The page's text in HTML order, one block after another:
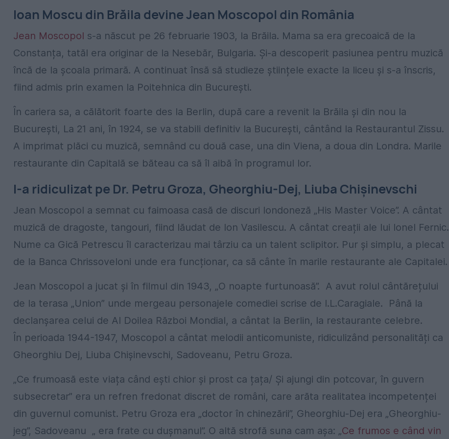
Ioan Moscu din Brăila devine Jean Moscopol din România
Jean Moscopol s-a născut pe 26 februarie 1903, la Brăila. Mama sa era grecoaică de la
Constanța, tatăl era originar de la Nesebăr, Bulgaria. Și-a descoperit pasiunea pentru muzică
încă de la școala primară. A continuat însă să studieze științele exacte la liceu și s-a înscris,
fiind admis prin examen la Poitehnica din București.
În cariera sa, a călătorit foarte des la Berlin, după care a revenit la Brăila și din nou la
București, La 21 ani, în 1924, se va stabili definitiv la București, cântând la Restaurantul Zissu.
A imprimat plăci cu muzică, semnând cu două case, una din Viena, a doua din Londra. Marile
restaurante din Capitală se băteau ca să îl aibă în programul lor.
I-a ridiculizat pe Dr. Petru Groza, Gheorghiu-Dej, Liuba Chișinevschi
Jean Moscopol a semnat cu faimoasa casă de discuri londoneză „His Master Voice”. A cântat
muzică de dragoste, tangouri, fiind lăudat de Ion Vasilescu. A cântat creații ale lui Ionel Fernic.
Nume ca Gică Petrescu îl caracterizau mai târziu ca un talent sclipitor. Pur și simplu, a plecat
de la Banca Chrissoveloni unde era funcționar, ca să cânte în marile restaurante ale Capitalei.
Jean Moscopol a jucat și în filmul din 1943, „O noapte furtunoasă”. A avut rolul cântărețului
de la terasa „Union” unde mergeau personajele comediei scrise de I.L.Caragiale. Până la
declanșarea celui de Al Doilea Război Mondial, a cântat la Berlin, la restaurante celebre.
În perioada 1944-1947, Moscopol a cântat melodii anticomuniste, ridiculizând personalități ca
Gheorghiu Dej, Liuba Chișinevschi, Sadoveanu, Petru Groza.
„Ce frumoasă este viața când ești chior și prost ca țața/ Și ajungi din potcovar, în guvern
subsecretar” era un refren fredonat discret de români, care arăta realitatea incompetenței
din guvernul comunist. Petru Groza era „doctor în chinezării”, Gheorghiu-Dej era „Gheorghiu-
jeg”, Sadoveanu „ era frate cu dușmanul”. O altă strofă suna cam așa: „Ce frumos e când vin